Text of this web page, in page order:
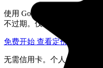
"I love the simple, intuitive
especially as I work through
easy. Overall, outstanding and
with too many complex tasks
GC
Greg Cantori
使用 Google 登录并在完整
不过期。仅在您的团队需要
免费开始 查看定价
无需信用卡。个人永久免费。